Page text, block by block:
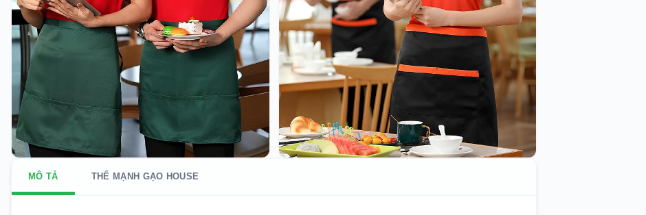
MÔ TẢ THẾ MẠNH GẠO HOUSE